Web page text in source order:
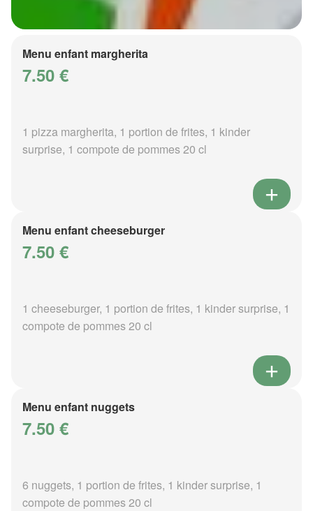
Menu enfant margherita
7.50 €
1 pizza margherita, 1 portion de frites, 1 kinder
surprise, 1 compote de pommes 20 cl
Menu enfant cheeseburger
7.50 €
1 cheeseburger, 1 portion de frites, 1 kinder surprise, 1
compote de pommes 20 cl
Menu enfant nuggets
7.50 €
6 nuggets, 1 portion de frites, 1 kinder surprise, 1
compote de pommes 20 cl